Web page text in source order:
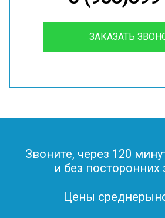
ЗАКАЗАТЬ
Звоните, через 120
и без посторонних
Цены